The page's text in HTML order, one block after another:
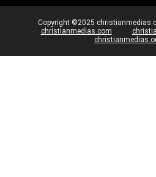
Copyright ©2025
christianmedias.com